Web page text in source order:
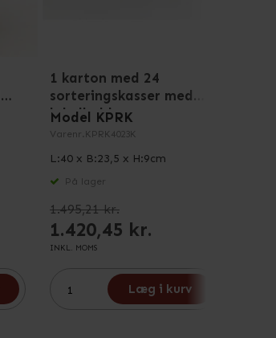
1 karton med 24
sorteringskasser med
labelholdere
Model KPRK
Varenr. KPRK4023K
L:40 x B:23,5 x H:9cm
På lager
1.495,21 kr.
1.420,45 kr.
INKL. MOMS
Læg i kurv